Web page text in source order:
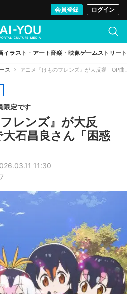
会員登録 ログイン
イラスト・アート音楽・映像ゲームストリート
ス アニメ『けものフレンズ』が大反響 OP
限定です
レンズ』が大反
石昌良さん「困惑
11:30